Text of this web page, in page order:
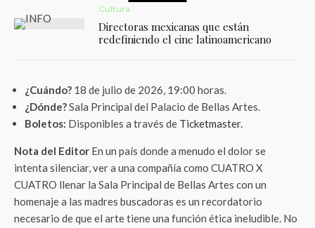
Cultura
Directoras mexicanas que están
redefiniendo el cine latinoamericano
¿Cuándo? 18 de julio de 2026, 19:00 horas.
¿Dónde?Sala Principal del Palacio de Bellas Artes.
Boletos: Disponibles a través de Ticketmaster.
Nota del Editor En un país donde a menudo el dolor se
intenta silenciar, ver a una compañía como CUATRO X
CUATRO llenar la Sala Principal de Bellas Artes con un
homenaje a las madres buscadoras es un recordatorio
necesario de que el arte tiene una función ética ineludible. No